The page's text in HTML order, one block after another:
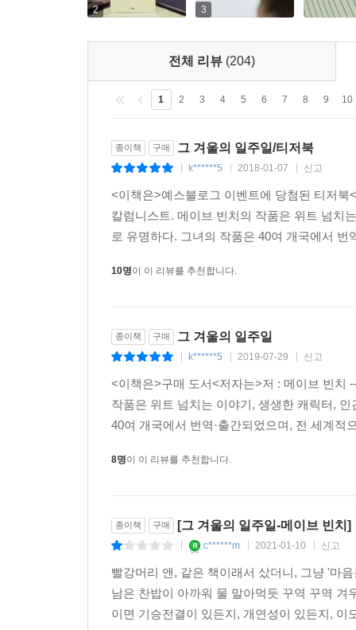
아일랜드 서부에 위치한 해안 마을 스토니브리
위치한 오래된 대저택 스톤하우스. 스토니브리지
오랫동안 고향을 떠나 미국에서 지내던 치키가
사랑에 빠져, 가족의 만류에도 불구하고 이곳을
치키는 가족에게 차마 이 사실을 알리지 못한다
일하며 독립적인 삶을 꾸려간다. 하지만 그녀
치키에게 뜻밖의 제안이 찾아온다. 스톤하우스
스톤하우스를 인수해 호텔로 개조하는 일에 착수
스톤하우스에서 일하게 된다. 여기에 치키의 조
있을 계획으로 고향으로 돌아온다. 예약시스템
손님 맞을 준비를 모두 끝낸 스톤하우스. 개장
있는 젊은 사서 프리다. 비행기를 놓쳐 충동적
이벤트에 당첨되어 아일랜드 해변의 호텔에 오
▶ 이 책에 쏟아진 찬사
아일랜드가 사랑하는 작가의 이 마지막 작품은
따뜻한 선술집에 있는 듯한 기분이 든다. _피플
2 3
전체 리뷰 (204)
1 2 3 4 5 6 7 8 9 10
종이책 구매 그 겨울의 일주일/티저북
k******5 2018-01-07 신고
<이책은>예스블로그 이벤트에 당첨된 티저
칼럼니스트. 메이브 빈치의 작품은 위트 넘치
로 유명하다. 그녀의 작품은 40여 개국에서
10명이 이 리뷰를 추천합니다.
종이책 구매 그 겨울의 일주일
k******5 2019-07-29 신고
<이책은>구매 도서<저자는>저 : 메이브 빈치
작품은 위트 넘치는 이야기, 생생한 캐릭터,
40여 개국에서 번역·출간되었으며, 전 세계적
8명이 이 리뷰를 추천합니다.
종이책 구매 [그 겨울의 일주일-메이브 빈치]
c******m 2021-01-10 신고
빨강머리 앤, 같은 책이래서 샀더니, 그냥 '마
남은 찬밥이 아까워 물 말아먹듯 꾸역 꾸역
이면 기승전결이 있든지, 개연성이 있든지,